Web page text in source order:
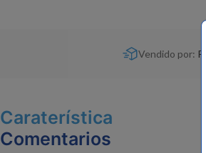
Vendido por:
Caraterística
Comentarios